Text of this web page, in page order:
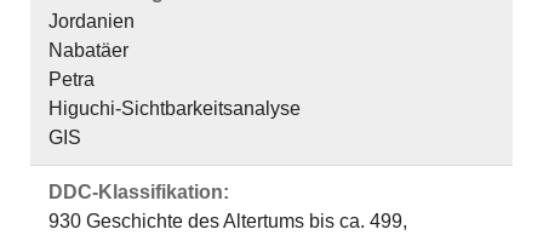
Jordanien
Nabatäer
Petra
Higuchi-Sichtbarkeitsanalyse
GIS
DDC-Klassifikation:
930 Geschichte des Altertums bis ca. 499,